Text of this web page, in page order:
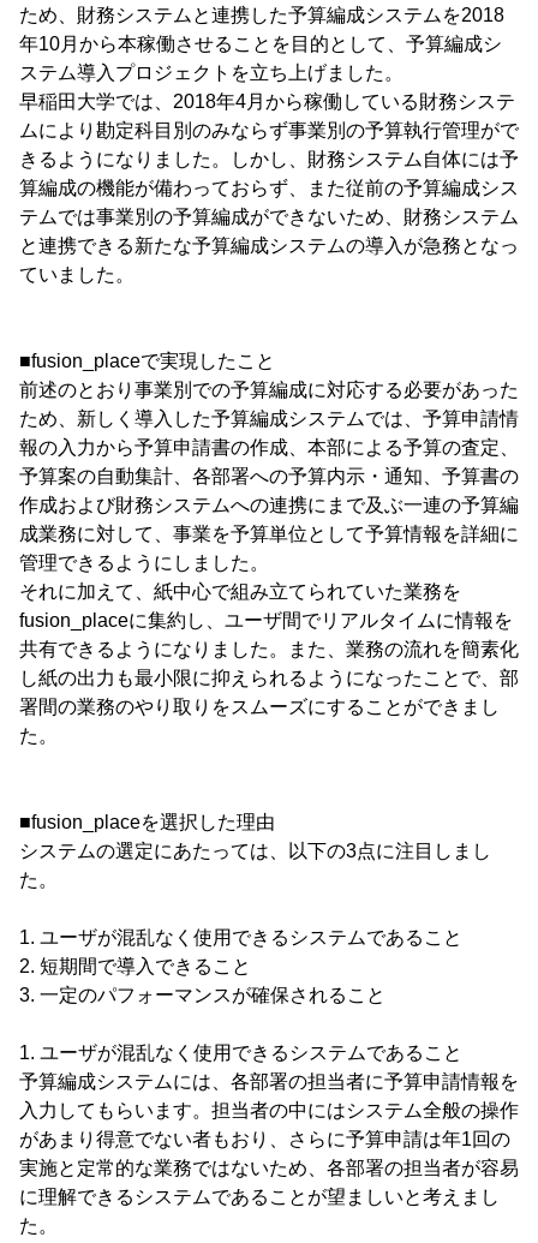
ため、財務システムと連携した予算編成システムを2018
年10月から本稼働させることを目的として、予算編成シ
ステム導入プロジェクトを立ち上げました。
早稲田大学では、2018年4月から稼働している財務システ
ムにより勘定科目別のみならず事業別の予算執行管理がで
きるようになりました。しかし、財務システム自体には予
算編成の機能が備わっておらず、また従前の予算編成シス
テムでは事業別の予算編成ができないため、財務システム
と連携できる新たな予算編成システムの導入が急務となっ
ていました。
■fusion_placeで実現したこと
前述のとおり事業別での予算編成に対応する必要があった
ため、新しく導入した予算編成システムでは、予算申請情
報の入力から予算申請書の作成、本部による予算の査定、
予算案の自動集計、各部署への予算内示・通知、予算書の
作成および財務システムへの連携にまで及ぶ一連の予算編
成業務に対して、事業を予算単位として予算情報を詳細に
管理できるようにしました。
それに加えて、紙中心で組み立てられていた業務を
fusion_placeに集約し、ユーザ間でリアルタイムに情報を
共有できるようになりました。また、業務の流れを簡素化
し紙の出力も最小限に抑えられるようになったことで、部
署間の業務のやり取りをスムーズにすることができまし
た。
■fusion_placeを選択した理由
システムの選定にあたっては、以下の3点に注目しまし
た。
1. ユーザが混乱なく使用できるシステムであること
2. 短期間で導入できること
3. 一定のパフォーマンスが確保されること
1. ユーザが混乱なく使用できるシステムであること
予算編成システムには、各部署の担当者に予算申請情報を
入力してもらいます。担当者の中にはシステム全般の操作
があまり得意でない者もおり、さらに予算申請は年1回の
実施と定常的な業務ではないため、各部署の担当者が容易
に理解できるシステムであることが望ましいと考えまし
た。